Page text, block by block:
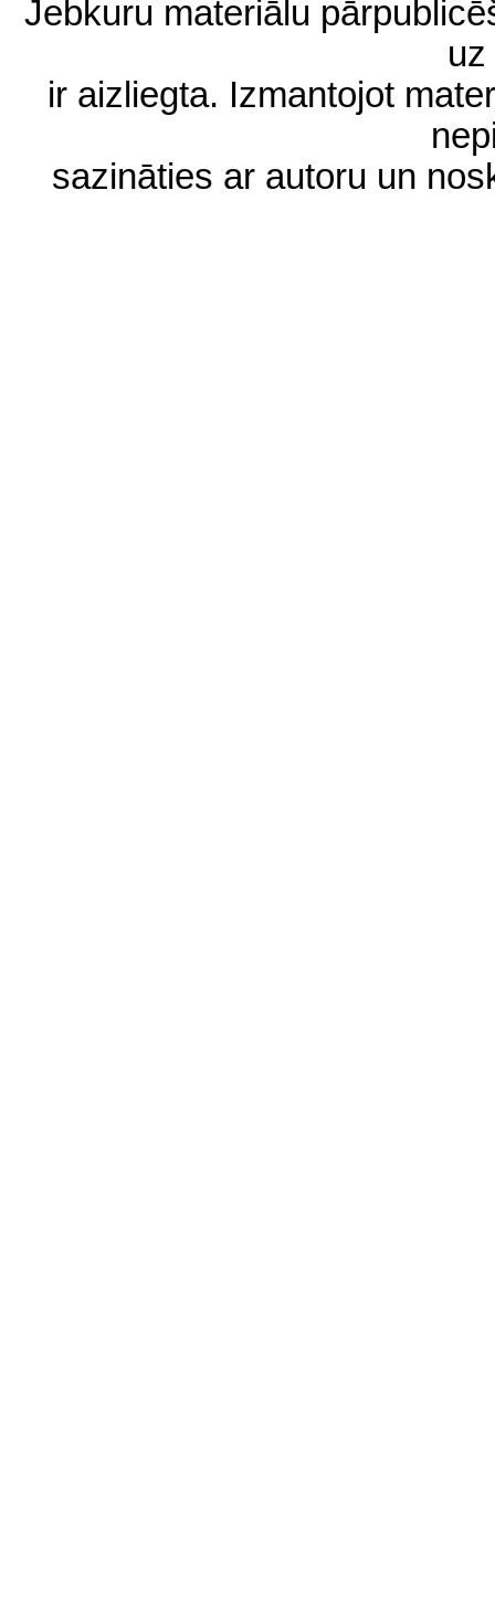
Jebkuru materiālu
ir aizliegta. Izmantojot
sazināties ar autoru un